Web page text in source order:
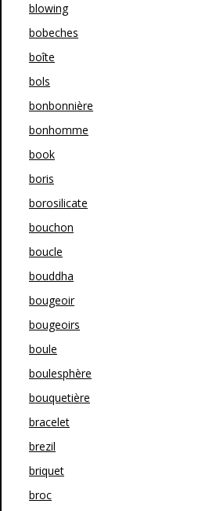
blowing
bobeches
boîte
bols
bonbonnière
bonhomme
book
boris
borosilicate
bouchon
boucle
bouddha
bougeoir
bougeoirs
boule
boulesphère
bouquetière
bracelet
brezil
briquet
broc